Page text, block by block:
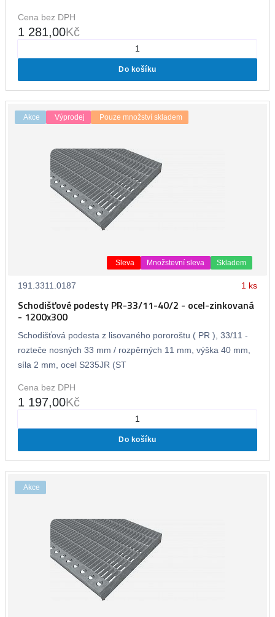
Cena bez DPH
1 281,00Kč
Do košíku
Akce Výprodej Pouze množství skladem
Sleva Množstevní sleva Skladem
191.3311.0187 1 ks
Schodišťové podesty PR-33/11-40/2 - ocel-zinkovaná
- 1200x300
Schodišťová podesta z lisovaného pororoštu ( PR ), 33/11 -
rozteče nosných 33 mm / rozpěrných 11 mm, výška 40 mm,
síla 2 mm, ocel S235JR (ST
Cena bez DPH
1 197,00Kč
Do košíku
Akce